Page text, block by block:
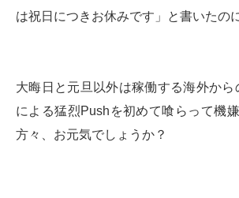
は祝日につきお休みです」と書いたのに
大晦日と元旦以外は稼働する海外から
による猛烈Pushを初めて喰らって機
方々、お元気でしょうか？